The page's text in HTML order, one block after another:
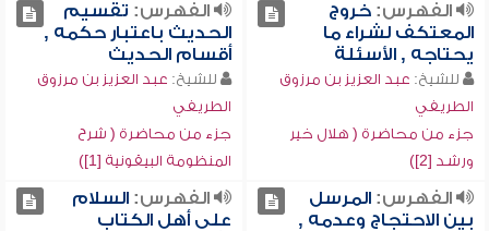
الفهرس:خروج
المعتكف لشراء ما
يحتاجه , الأسئلة
للشيخ: عبد العزيز بن مرزوق
الطريفي
جزء من محاضرة ( هلال خير
ورشد [2])
الفهرس: تقسيم
الحديث باعتبار حكمه ,
أقسام الحديث
للشيخ: عبد العزيز بن مرزوق
الطريفي
جزء من محاضرة ( شرح
المنظومة البيقونية [1])
الفهرس:المرسل
بين الاحتجاج وعدمه ,
الفهرس:السلام
على أهل الكتاب